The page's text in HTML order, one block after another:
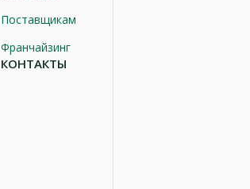
Поставщикам
Франчайзинг
КОНТАКТЫ